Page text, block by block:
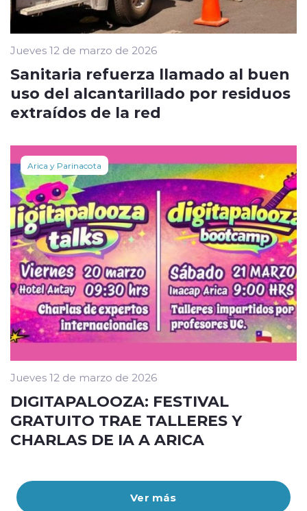
Ver más
Jueves 12 de marzo de 2026
Sanitaria refuerza llamado al buen
uso del alcantarillado por residuos
extraídos de la red
Arica y Parinacota
Jueves 12 de marzo de 2026
DIGITAPALOOZA: FESTIVAL
GRATUITO TRAE TALLERES Y
CHARLAS DE IA A ARICA